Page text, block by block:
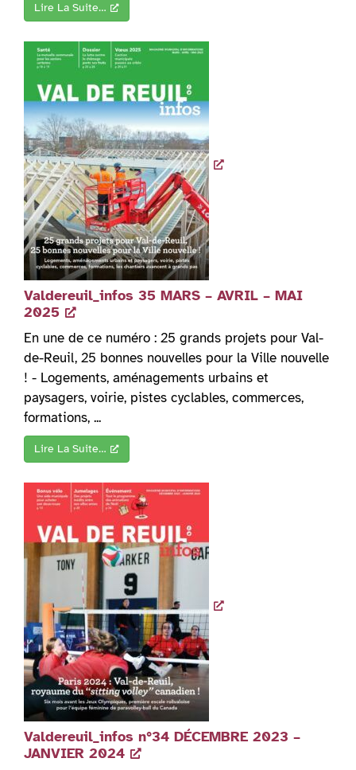
Lire La Suite…
Valdereuil_infos 35 MARS – AVRIL – MAI
2025
En une de ce numéro : 25 grands projets pour Val-
de-Reuil, 25 bonnes nouvelles pour la Ville nouvelle
! - Logements, aménagements urbains et
paysagers, voirie, pistes cyclables, commerces,
formations, ...
Lire La Suite…
Valdereuil_infos n°34 DÉCEMBRE 2023 –
JANVIER 2024